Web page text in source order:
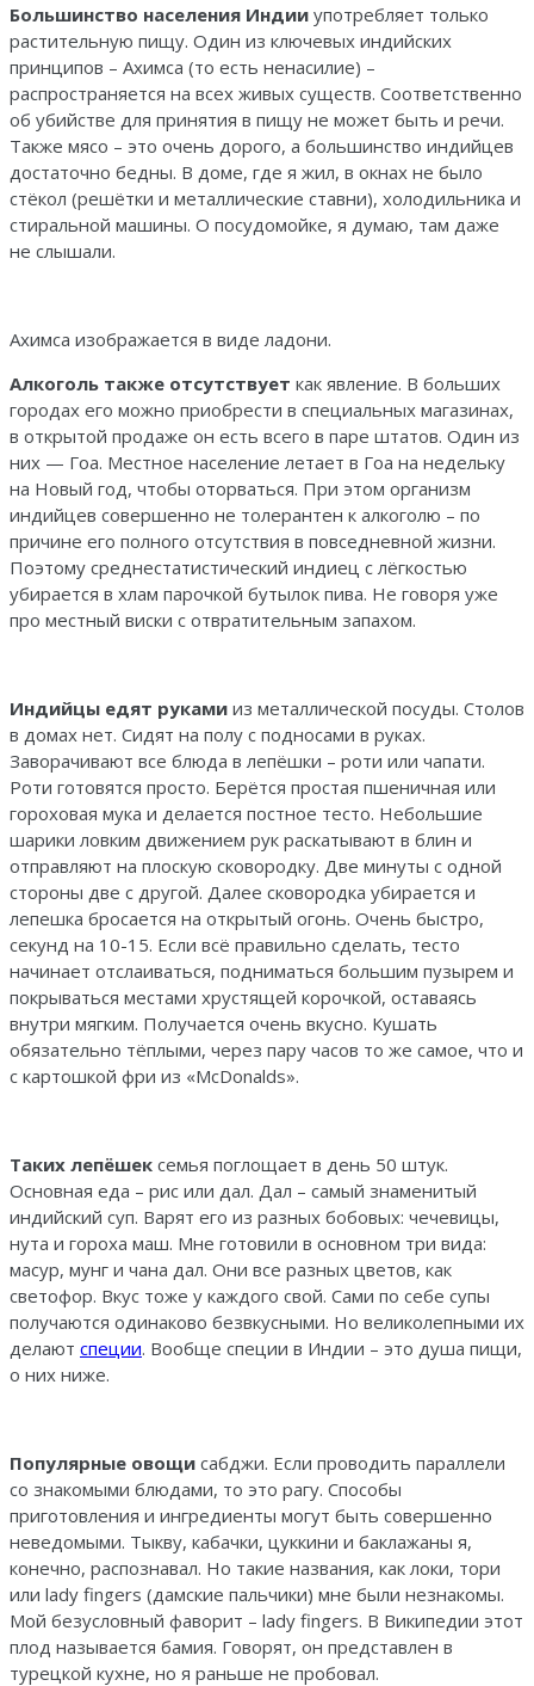
Большинство населения Индии употребляет только
растительную пищу. Один из ключевых индийских
принципов – Ахимса (то есть ненасилие) –
распространяется на всех живых существ. Соответственно
об убийстве для принятия в пищу не может быть и речи.
Также мясо – это очень дорого, а большинство индийцев
достаточно бедны. В доме, где я жил, в окнах не было
стёкол (решётки и металлические ставни), холодильника и
стиральной машины. О посудомойке, я думаю, там даже
не слышали.
Ахимса изображается в виде ладони.
Алкоголь также отсутствует как явление. В больших
городах его можно приобрести в специальных магазинах,
в открытой продаже он есть всего в паре штатов. Один из
них — Гоа. Местное население летает в Гоа на недельку
на Новый год, чтобы оторваться. При этом организм
индийцев совершенно не толерантен к алкоголю – по
причине его полного отсутствия в повседневной жизни.
Поэтому среднестатистический индиец с лёгкостью
убирается в хлам парочкой бутылок пива. Не говоря уже
про местный виски с отвратительным запахом.
Индийцы едят руками из металлической посуды. Столов
в домах нет. Сидят на полу с подносами в руках.
Заворачивают все блюда в лепёшки – роти или чапати.
Роти готовятся просто. Берётся простая пшеничная или
гороховая мука и делается постное тесто. Небольшие
шарики ловким движением рук раскатывают в блин и
отправляют на плоскую сковородку. Две минуты с одной
стороны две с другой. Далее сковородка убирается и
лепешка бросается на открытый огонь. Очень быстро,
секунд на 10-15. Если всё правильно сделать, тесто
начинает отслаиваться, подниматься большим пузырем и
покрываться местами хрустящей корочкой, оставаясь
внутри мягким. Получается очень вкусно. Кушать
обязательно тёплыми, через пару часов то же самое, что и
с картошкой фри из «McDonalds».
Таких лепёшек семья поглощает в день 50 штук.
Основная еда – рис или дал. Дал – самый знаменитый
индийский суп. Варят его из разных бобовых: чечевицы,
нута и гороха маш. Мне готовили в основном три вида:
масур, мунг и чана дал. Они все разных цветов, как
светофор. Вкус тоже у каждого свой. Сами по себе супы
получаются одинаково безвкусными. Но великолепными их
делают специи. Вообще специи в Индии – это душа пищи,
о них ниже.
Популярные овощи сабджи. Если проводить параллели
со знакомыми блюдами, то это рагу. Способы
приготовления и ингредиенты могут быть совершенно
неведомыми. Тыкву, кабачки, цуккини и баклажаны я,
конечно, распознавал. Но такие названия, как локи, тори
или lady fingers (дамские пальчики) мне были незнакомы.
Мой безусловный фаворит – lady fingers. В Википедии этот
плод называется бамия. Говорят, он представлен в
турецкой кухне, но я раньше не пробовал.